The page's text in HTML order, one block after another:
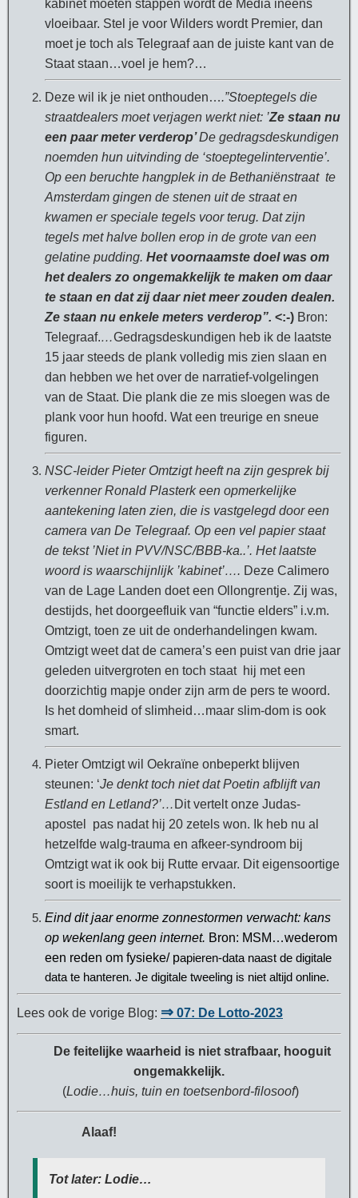
kabinet moeten stappen wordt de Media ineens
vloeibaar. Stel je voor Wilders wordt Premier, dan
moet je toch als Telegraaf aan de juiste kant van de
Staat staan…voel je hem?…
Deze wil ik je niet onthouden….”Stoeptegels die
straatdealers moet verjagen werkt niet: ’Ze staan nu
een paar meter verderop’De gedragsdeskundigen
noemden hun uitvinding de ‘stoeptegelinterventie’.
Op een beruchte hangplek in de Bethaniënstraat te
Amsterdam gingen de stenen uit de straat en
kwamen er speciale tegels voor terug. Dat zijn
tegels met halve bollen erop in de grote van een
gelatine pudding. Het voornaamste doel was om
het dealers zo ongemakkelijk te maken om daar
te staan en dat zij daar niet meer zouden dealen.
Ze staan nu enkele meters verderop”. <:-) Bron:
Telegraaf.…Gedragsdeskundigen heb ik de laatste
15 jaar steeds de plank volledig mis zien slaan en
dan hebben we het over de narratief-volgelingen
van de Staat. Die plank die ze mis sloegen was de
plank voor hun hoofd. Wat een treurige en sneue
figuren.
NSC-leider Pieter Omtzigt heeft na zijn gesprek bij
verkenner Ronald Plasterk een opmerkelijke
aantekening laten zien, die is vastgelegd door een
camera van De Telegraaf. Op een vel papier staat
de tekst ’Niet in PVV/NSC/BBB-ka..’. Het laatste
woord is waarschijnlijk ’kabinet’…. Deze Calimero
van de Lage Landen doet een Ollongrentje. Zij was,
destijds, het doorgeefluik van “functie elders” i.v.m.
Omtzigt, toen ze uit de onderhandelingen kwam.
Omtzigt weet dat de camera’s een puist van drie jaar
geleden uitvergroten en toch staat hij met een
doorzichtig mapje onder zijn arm de pers te woord.
Is het domheid of slimheid…maar slim-dom is ook
smart.
Pieter Omtzigt wil Oekraïne onbeperkt blijven
steunen: ‘Je denkt toch niet dat Poetin afblijft van
Estland en Letland?’… Dit vertelt onze Judas-
apostel pas nadat hij 20 zetels won. Ik heb nu al
hetzelfde walg-trauma en afkeer-syndroom bij
Omtzigt wat ik ook bij Rutte ervaar. Dit eigensoortige
soort is moeilijk te verhapstukken.
Eind dit jaar enorme zonnestormen verwacht: kans
op wekenlang geen internet. Bron: MSM…wederom
een reden om fysieke/ papieren-data naast de digitale
data te hanteren. Je digitale tweeling is niet altijd online.
Lees ook de vorige Blog: ⇒ 07: De Lotto-2023
De feitelijke waarheid is niet strafbaar, hooguit
ongemakkelijk.
(Lodie…huis, tuin en toetsenbord-filosoof)
Alaaf!
Tot later: Lodie…